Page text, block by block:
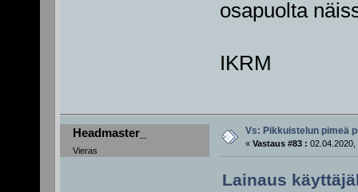
osapuolta
IKRM
Headmaster_
Vieras
Vs: Pikkuistelun pimeä
« Vastaus #83 : 02.04.2020,
Lainaus